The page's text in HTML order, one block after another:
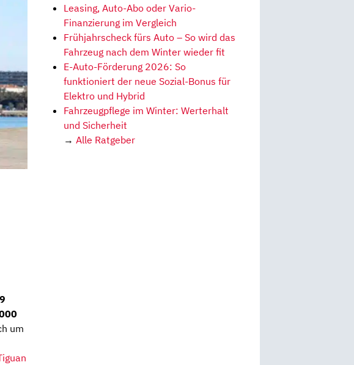
um
Leasing, Auto-Abo oder Vario-
Finanzierung im Vergleich
Frühjahrscheck fürs Auto – So wird das
Fahrzeug nach dem Winter wieder fit
E-Auto-Förderung 2026: So
funktioniert der neue Sozial-Bonus für
Elektro und Hybrid
Fahrzeugpflege im Winter: Werterhalt
und Sicherheit
→ Alle Ratgeber